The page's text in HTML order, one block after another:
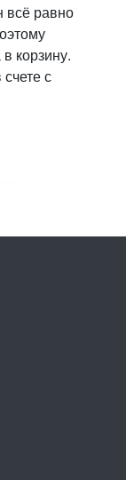
всё равно
корзину.
с